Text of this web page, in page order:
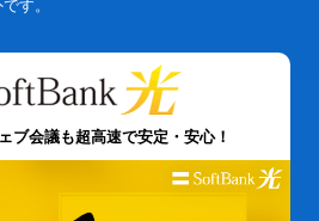
す。
ブ会議も超高速で安定・安心！